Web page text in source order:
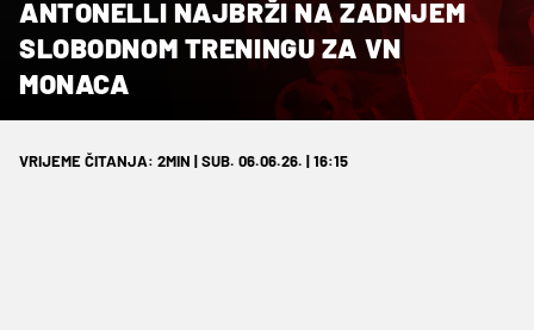
ANTONELLI NAJBRŽI NA ZADNJEM
SLOBODNOM TRENINGU ZA VN
MONACA
VRIJEME ČITANJA: 2MIN | SUB. 06.06.26. | 16:15